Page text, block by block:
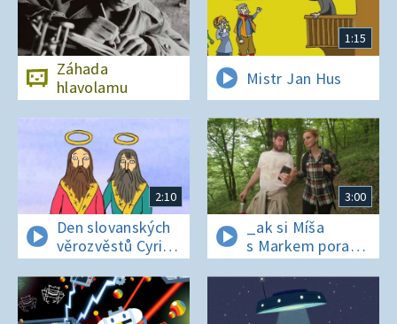
Záhada
hlavolamu
1:15
Mistr Jan Hus
2:10
Den slovanských
věrozvěstů Cyrila
a Metoděje
3:00
_ak si Míša
s Markem poradí
v lese bez
si_nálu?